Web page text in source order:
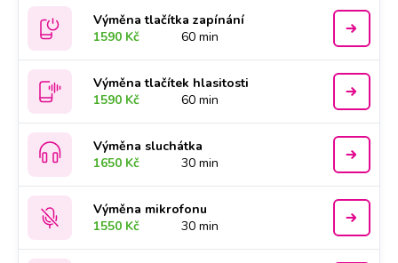
Výměna tlačítka zapínání
1590 Kč
60 min
Výměna tlačítek hlasitosti
1590 Kč
60 min
Výměna sluchátka
1650 Kč
30 min
Výměna mikrofonu
1550 Kč
30 min